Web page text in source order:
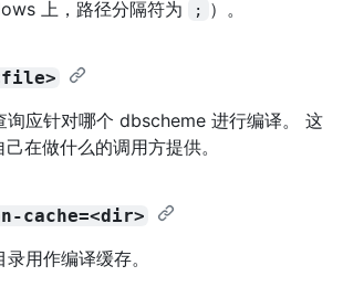
上，路径分隔符为 ; ）。
询应针对哪个 dbscheme 进行编译。 这
在做什么的调用方提供。
cache=<dir>
用作编译缓存。